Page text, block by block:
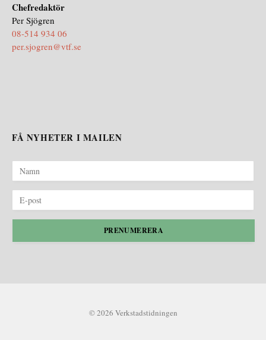
Chefredaktör
Per Sjögren
08-514 934 06
per.sjogren@vtf.se
FÅ NYHETER I MAILEN
PRENUMERERA
© 2026 Verkstadstidningen